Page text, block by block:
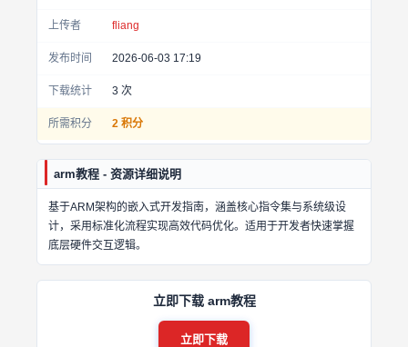
上传者 fliang
发布时间 2026-06-03 17:19
下载统计 3 次
所需积分 2 积分
arm教程 - 资源详细说明
基于ARM架构的嵌入式开发指南，涵盖核心指令集与系统级设
计，采用标准化流程实现高效代码优化。适用于开发者快速掌握
底层硬件交互逻辑。
立即下载 arm教程
立即下载